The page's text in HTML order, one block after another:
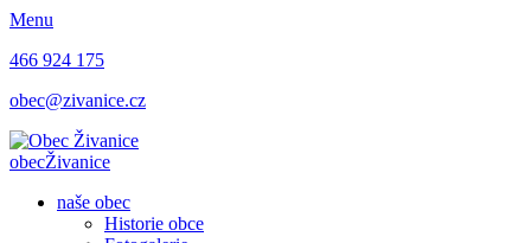
Menu
466 924 175
obec@zivanice.cz
obecŽivanice
naše obec
Historie obce